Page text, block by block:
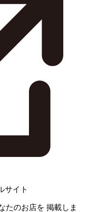
サイト
たのお店を 掲載しま